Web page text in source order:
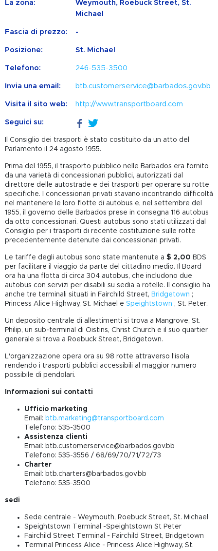
La zona:
Weymouth, Roebuck Street, St.
Michael
Fascia di prezzo: -
Posizione: St. Michael
Telefono: 246-535-3500
Invia una email: btb.customerservice@barbados.gov.bb
Visita il sito web: http://www.transportboard.com
Seguici su:
Il Consiglio dei trasporti è stato costituito da un atto del
Parlamento il 24 agosto 1955.
Prima del 1955, il trasporto pubblico nelle Barbados era fornito
da una varietà di concessionari pubblici, autorizzati dal
direttore delle autostrade e dei trasporti per operare su rotte
specifiche. I concessionari privati stavano incontrando difficoltà
nel mantenere le loro flotte di autobus e, nel settembre del
1955, il governo delle Barbados prese in consegna 116 autobus
da otto concessionari. Questi autobus sono stati utilizzati dal
Consiglio per i trasporti di recente costituzione sulle rotte
precedentemente detenute dai concessionari privati.
Le tariffe degli autobus sono state mantenute a $ 2,00 BDS
per facilitare il viaggio da parte del cittadino medio. Il Board
ora ha una flotta di circa 304 autobus, che includono due
autobus con servizi per disabili su sedia a rotelle. Il consiglio ha
anche tre terminali situati in Fairchild Street, Bridgetown ;
Princess Alice Highway, St. Michael e Speightstown , St. Peter.
Un deposito centrale di allestimenti si trova a Mangrove, St.
Philip, un sub-terminal di Oistins, Christ Church e il suo quartier
generale si trova a Roebuck Street, Bridgetown.
L'organizzazione opera ora su 98 rotte attraverso l'isola
rendendo i trasporti pubblici accessibili al maggior numero
possibile di pendolari.
Informazioni sui contatti
Ufficio marketing
Email: btb.marketing@transportboard.com
Telefono: 535-3500
Assistenza clienti
Email: btb.customerservice@barbados.gov.bb
Telefono: 535-3556 / 68/69/70/71/72/73
Charter
Email: btb.charters@barbados.gov.bb
Telefono: 535-3500
sedi
Sede centrale - Weymouth, Roebuck Street, St. Michael
Speightstown Terminal -Speightstown St Peter
Fairchild Street Terminal - Fairchild Street, Bridgetown
Terminal Princess Alice - Princess Alice Highway, St.